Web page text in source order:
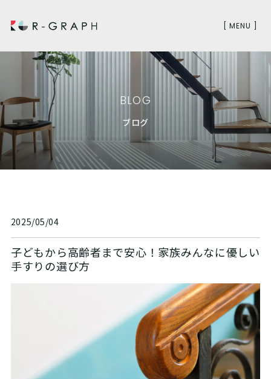
[ MENU ]
BLOG
ブログ
2025/05/04
子どもから高齢者まで安心！家族みんなに優しい
手すりの選び方